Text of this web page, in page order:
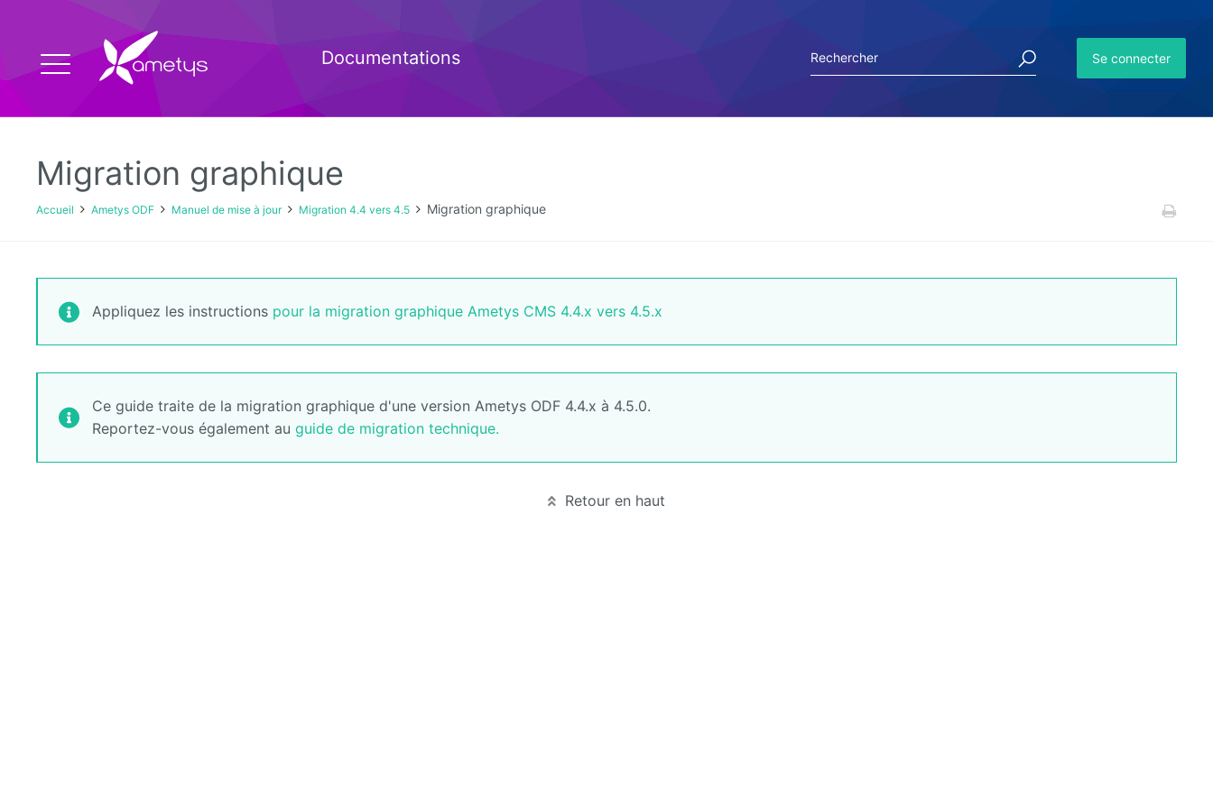
Documentations Se connecter
Migration graphique
Accueil Ametys ODF Manuel de mise à jour Migration 4.4 vers 4.5 Migration graphique
Appliquez les instructions pour la migration graphique Ametys CMS 4.4.x vers 4.5.x
Ce guide traite de la migration graphique d'une version Ametys ODF 4.4.x à 4.5.0.
Reportez-vous également au guide de migration technique.
Retour en haut